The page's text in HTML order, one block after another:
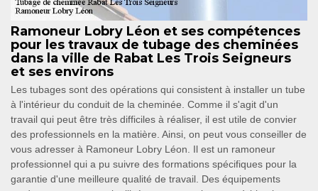
Ramoneur Lobry Léon et ses compétences
pour les travaux de tubage des cheminées
dans la ville de Rabat Les Trois Seigneurs
et ses environs
Les tubages sont des opérations qui consistent à installer un tube
à l'intérieur du conduit de la cheminée. Comme il s'agit d'un
travail qui peut être très difficiles à réaliser, il est utile de convier
des professionnels en la matière. Ainsi, on peut vous conseiller de
vous adresser à Ramoneur Lobry Léon. Il est un ramoneur
professionnel qui a pu suivre des formations spécifiques pour la
garantie d'une meilleure qualité de travail. Des équipements